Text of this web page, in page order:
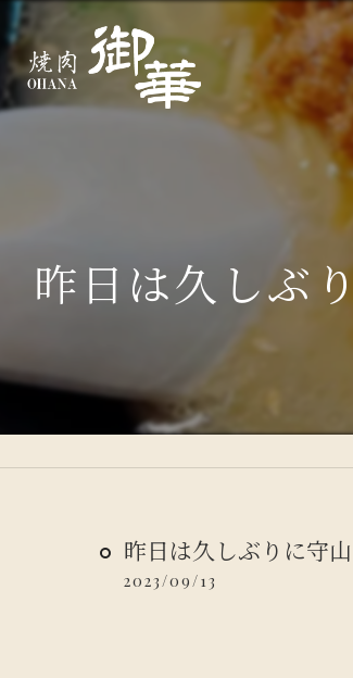
昨日は久しぶ
昨日は久しぶりに守
2023/09/13